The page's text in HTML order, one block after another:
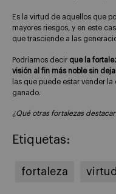
Es la virtud de aquellos que
mayores riesgos, y en este
que trasciende a las
Podríamos decir que la
visión al fin más noble sin
las que puede estar vender
ganado.
¿Qué otras fortalezas
Etiquetas:
fortaleza